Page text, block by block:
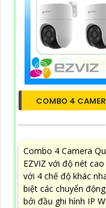
COMBO 4
Combo 4 Camera
EZVIZ với độ nét
với 4 chế độ khác
biệt các chuyển
bởi đầu ghi hình IP